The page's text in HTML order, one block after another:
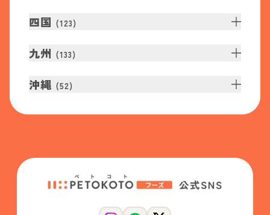
四国 (123)
九州 (133)
沖縄 (52)